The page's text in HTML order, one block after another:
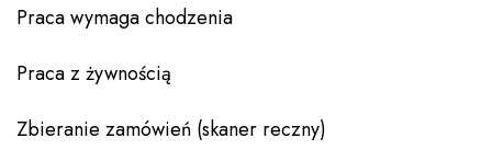
Praca wymaga chodzenia
Praca z żywnością
Zbieranie zamówień (skaner reczny)